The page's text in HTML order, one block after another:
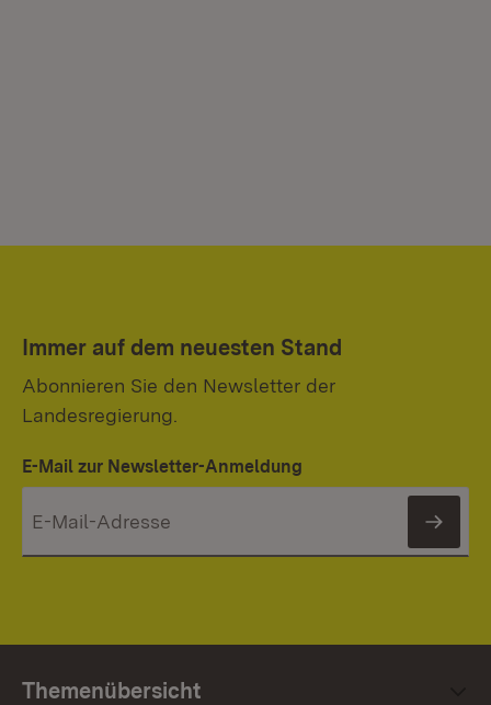
Immer auf dem neuesten Stand
Abonnieren Sie den Newsletter der
Landesregierung.
E-Mail zur Newsletter-Anmeldung
Themenübersicht